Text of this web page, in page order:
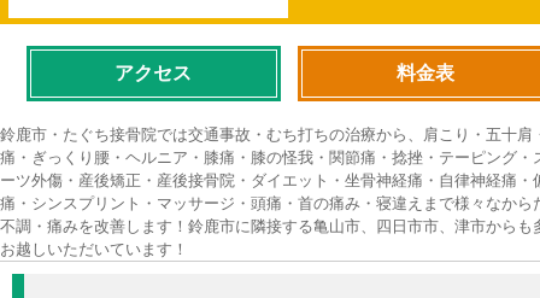
アクセス 料金表
鈴鹿市・たぐち接骨院では交通事故・むち打ちの治療から、肩こり・五十肩
痛・ぎっくり腰・ヘルニア・膝痛・膝の怪我・関節痛・捻挫・テーピング・
ーツ外傷・産後矯正・産後接骨院・ダイエット・坐骨神経痛・自律神経痛・
痛・シンスプリント・マッサージ・頭痛・首の痛み・寝違えまで様々なから
不調・痛みを改善します！鈴鹿市に隣接する亀山市、四日市市、津市からも
お越しいただいています！